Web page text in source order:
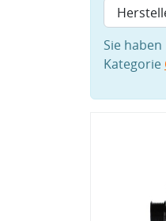
Sie
Kategorie